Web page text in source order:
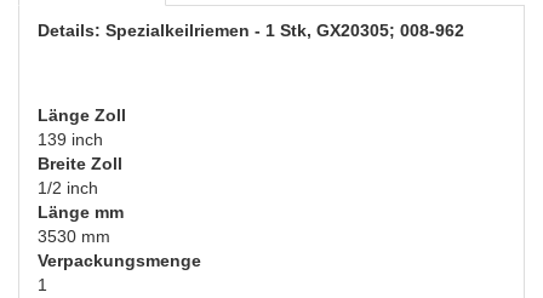
Details: Spezialkeilriemen - 1 Stk, GX20305; 008-962
Länge Zoll
139 inch
Breite Zoll
1/2 inch
Länge mm
3530 mm
Verpackungsmenge
1